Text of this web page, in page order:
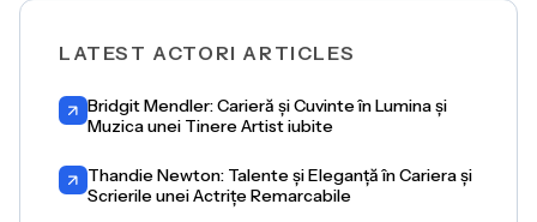
LATEST ACTORI ARTICLES
Bridgit Mendler: Carieră și Cuvinte în Lumina și
Muzica unei Tinere Artist iubite
Thandie Newton: Talente și Eleganță în Cariera și
Scrierile unei Actrițe Remarcabile